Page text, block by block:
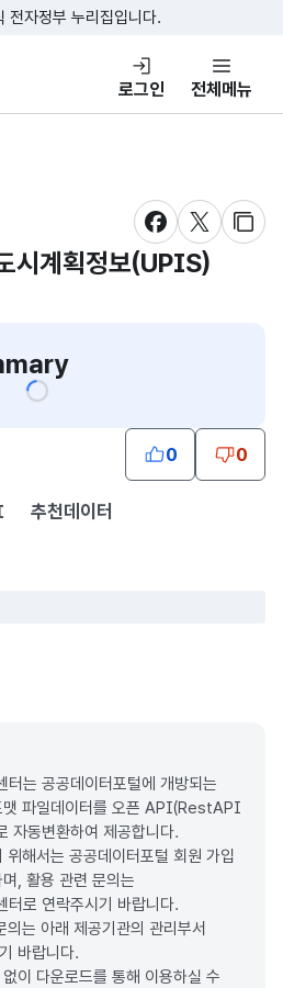
콘텐츠 바로가기
푸터 바로가기
전자정부 누리집입니다.
데이터포털
로그인 전체메뉴
새창 열림새창 열림
새창
시계획정보(UPIS)
0 0
추천데이터
터는 공공데이터포털에 개방되는
맷 파일데이터를 오픈 API(RestAPI
자동변환하여 제공합니다.
해서는 공공데이터포털 회원 가입
, 활용 관련 문의는
터로 연락주시기 바랍니다.
의는 아래 제공기관의 관리부서
바랍니다.
이 다운로드를 통해 이용하실 수